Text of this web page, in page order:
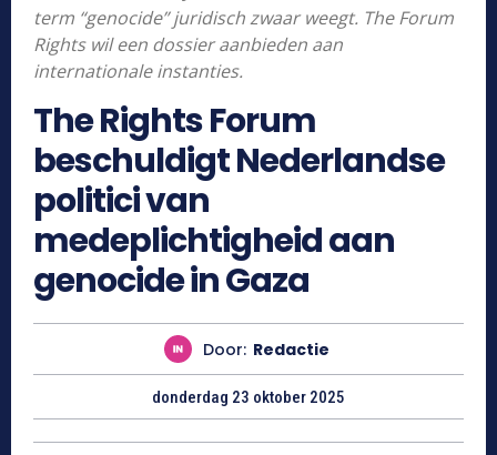
term “genocide” juridisch zwaar weegt. The Forum
Rights wil een dossier aanbieden aan
internationale instanties.
The Rights Forum
beschuldigt Nederlandse
politici van
medeplichtigheid aan
genocide in Gaza
Door: Redactie
donderdag 23 oktober 2025